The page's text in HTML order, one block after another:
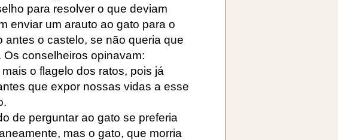
para resolver o que deviam
enviar um arauto ao gato para o
antes o castelo, se não queria que
conselheiros opinavam:
o flagelo dos ratos, pois já
que expor nossas vidas a esse
de perguntar ao gato se preferia
mas o gato, que morria